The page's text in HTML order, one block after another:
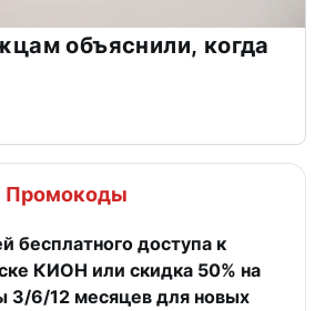
объяснили, когда
Промокоды
бесплатного доступа к
КИОН или скидка 50% на
3/6/12 месяцев для новых